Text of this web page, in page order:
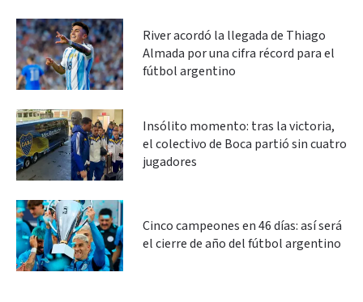
River acordó la llegada de Thiago
Almada por una cifra récord para el
fútbol argentino
Insólito momento: tras la victoria,
el colectivo de Boca partió sin cuatro
jugadores
Cinco campeones en 46 días: así será
el cierre de año del fútbol argentino